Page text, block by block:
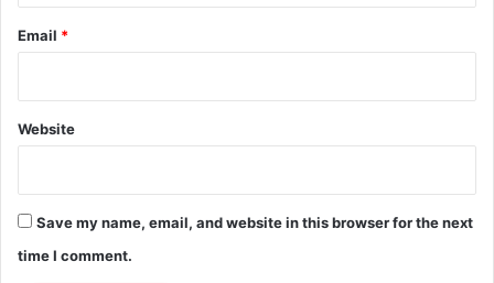
Email *
Website
Save my name, email, and website in this browser for the next
time I comment.